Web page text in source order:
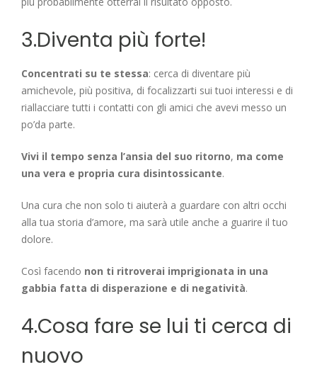
3.Diventa più forte!
Concentrati su te stessa: cerca di diventare più
amichevole, più positiva, di focalizzarti sui tuoi interessi e di
riallacciare tutti i contatti con gli amici che avevi messo un
po’da parte.
Vivi il tempo senza l’ansia del suo ritorno, ma come
una vera e propria cura disintossicante.
Una cura che non solo ti aiuterà a guardare con altri occhi
alla tua storia d’amore, ma sarà utile anche a guarire il tuo
dolore.
Così facendo non ti ritroverai imprigionata in una
gabbia fatta di disperazione e di negatività.
4.Cosa fare se lui ti cerca di
nuovo